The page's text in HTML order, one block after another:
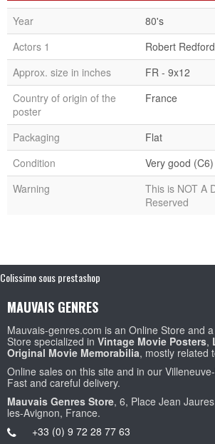
Year
80's
Actors 1
Robert Redford
Approx. size in inches
FR - 9x12
Country of origin of the
poster
France
Packaging
Flat
Condition
Very good (C6)
Warning
This is NOT A
Reserved
Colissimo sous prestashop
MAUVAIS GENRES
Mauvais-genres.com is an Online Store and
Store specialized in Vintage Movie Posters,
Original Movie Memorabilia, mostly related
Online sales on this site and in our
Fast and careful delivery.
Mauvais Genres Store, 6, Place Jean
les-Avignon, France.
+33 (0) 9 72 28 77 63